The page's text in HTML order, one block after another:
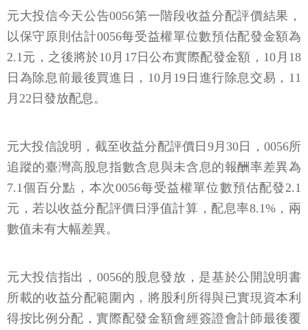
元大投信今天公告0056第一階段收益分配評價結果，
以保守原則估計0056每受益權單位數預估配發金額為
2.1元，之後將於10月17日公布實際配發金額，10月18
日為除息前最後買進日，10月19日進行除息交易，11
月22日發放配息。
元大投信說明，截至收益分配評價日9月30日，0056所
追蹤的臺灣高股息指數含息與未含息的報酬率差異為
7.1個百分點，本次0056每受益權單位數預估配發2.1
元，若以收益分配評價日淨值計算，配息率8.1%，兩
數值未有大幅差異。
元大投信指出，0056的股息發放，是基於公開說明書
所載的收益分配範圍內，將股利所得與已實現資本利
得按比例分配，實際配發金額會經簽證會計師最後覆